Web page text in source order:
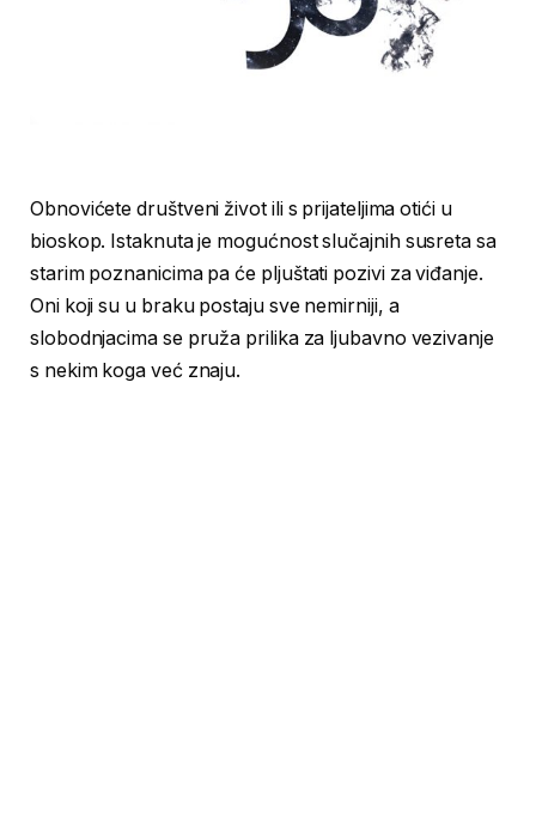
Obnovićete društveni život ili s prijateljima otići u
bioskop. Istaknuta je mogućnost slučajnih susreta sa
starim poznanicima pa će pljuštati pozivi za viđanje.
Oni koji su u braku postaju sve nemirniji, a
slobodnjacima se pruža prilika za ljubavno vezivanje
s nekim koga već znaju.